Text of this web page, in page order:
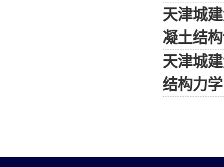
天津城
凝土结
天津城
结构力学